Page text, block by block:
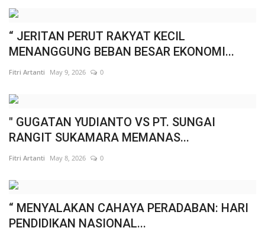
“ JERITAN PERUT RAKYAT KECIL
MENANGGUNG BEBAN BESAR EKONOMI...
Fitri Artanti May 9, 2026 0
" GUGATAN YUDIANTO VS PT. SUNGAI
RANGIT SUKAMARA MEMANAS...
Fitri Artanti May 8, 2026 0
“ MENYALAKAN CAHAYA PERADABAN: HARI
PENDIDIKAN NASIONAL...